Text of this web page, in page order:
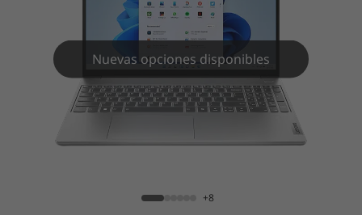
Nuevas opciones disponibles
+8